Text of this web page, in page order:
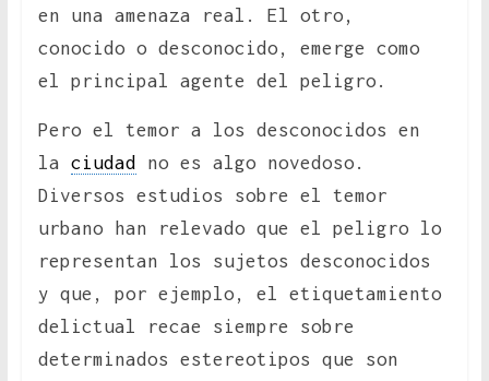
en una amenaza real. El otro,
conocido o desconocido, emerge como
el principal agente del peligro.
Pero el temor a los desconocidos en
la ciudad
no es algo novedoso.
Diversos estudios sobre el temor
urbano han relevado que el peligro lo
representan los sujetos desconocidos
y que, por ejemplo, el etiquetamiento
delictual recae siempre sobre
determinados estereotipos que son